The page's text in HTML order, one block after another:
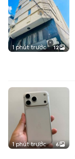
1 phút trước 12
1 phút trước 6